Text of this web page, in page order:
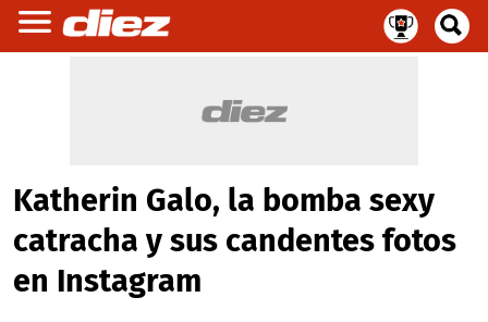
Katherin Galo, la bomba sexy
catracha y sus candentes fotos
en Instagram